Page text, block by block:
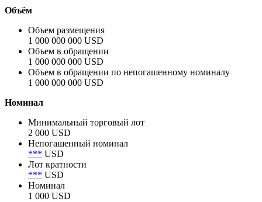
Объём
Объем размещения
1 000 000 000 USD
Объем в обращении
1 000 000 000 USD
Объем в обращении по непогашенному номиналу
1 000 000 000 USD
Номинал
Минимальный торговый лот
2 000 USD
Непогашенный номинал
*** USD
Лот кратности
*** USD
Номинал
1 000 USD